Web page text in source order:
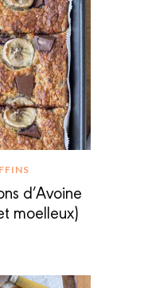
d’Avoine
moelleux)